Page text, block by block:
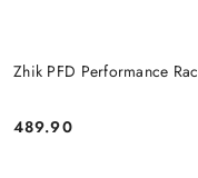
Zhik PFD Performance
Cena:
489.90